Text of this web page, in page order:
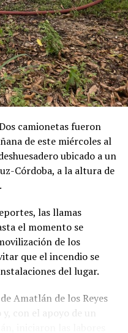
camionetas fueron
de este miércoles al
ubicado a un
Córdoba, a la altura de
las llamas
el momento se
de los
que el incendio se
del lugar.
Amatlán de los Reyes
con el apoyo de un